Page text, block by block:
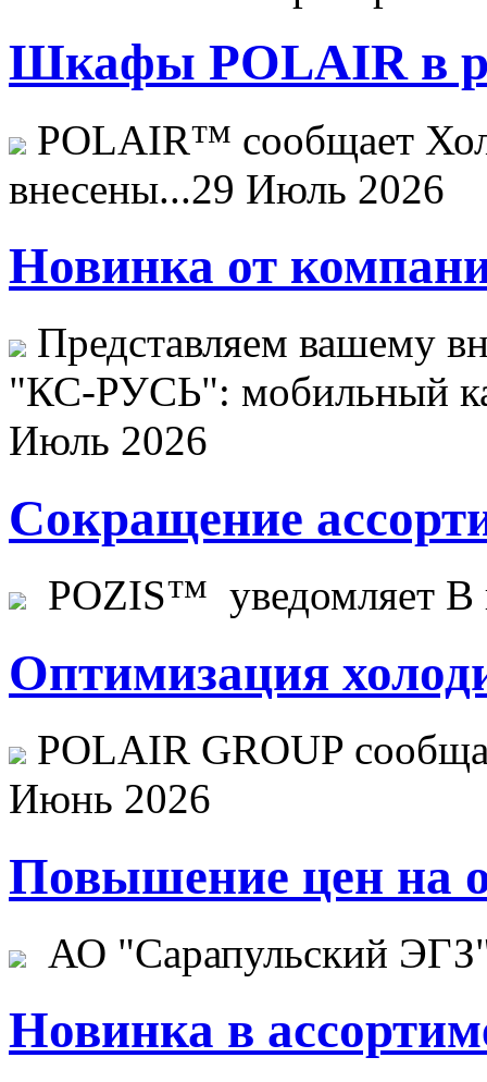
Шкафы POLAIR в
POLAIR™ сообщает
внесены...29 Июль 2026
Новинка от
Представляем вашему
"КС-РУСЬ": мобильный
Июль 2026
Сокращение
POZIS™ уведомляет В
Оптимизация
POLAIR GROUP
Июнь 2026
Повышение цен на
АО "Сарапульский
Новинка в